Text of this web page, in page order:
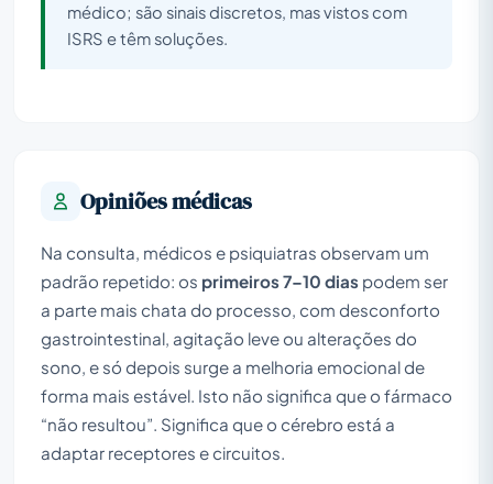
médico; são sinais discretos, mas vistos com
ISRS e têm soluções.
Opiniões médicas
Na consulta, médicos e psiquiatras observam um
padrão repetido: os primeiros 7–10 dias podem ser
a parte mais chata do processo, com desconforto
gastrointestinal, agitação leve ou alterações do
sono, e só depois surge a melhoria emocional de
forma mais estável. Isto não significa que o fármaco
“não resultou”. Significa que o cérebro está a
adaptar receptores e circuitos.